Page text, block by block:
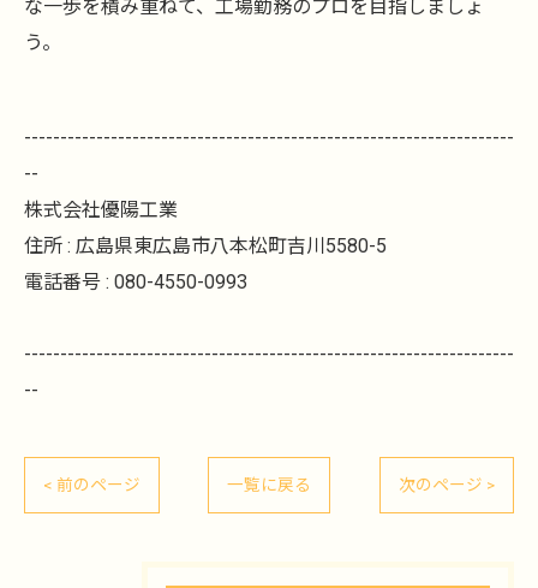
な一歩を積み重ねて、工場勤務のプロを目指しましょ
う。
--------------------------------------------------------------------
--
株式会社優陽工業
住所 : 広島県東広島市八本松町吉川5580-5
電話番号 : 080-4550-0993
--------------------------------------------------------------------
--
< 前のページ 一覧に戻る 次のページ >